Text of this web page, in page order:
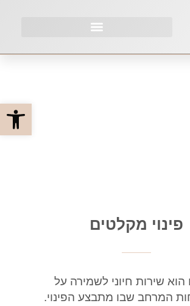
פינוי מקלטים
הוא שירות חיוני לשמירה על
המרחב שבו מתבצע הפינוי.
פתח